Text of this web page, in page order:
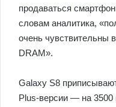
продаваться
словам аналитика,
очень чувствительны
DRAM».
Galaxy S8
Plus-версии — на